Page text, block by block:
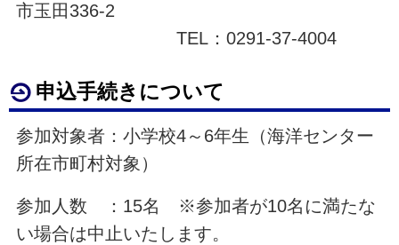
市玉田336-2
TEL：0291-37-4004
申込手続きについて
参加対象者：小学校4～6年生（海洋センター
所在市町村対象）
参加人数 ：15名 ※参加者が10名に満たな
い場合は中止いたします。